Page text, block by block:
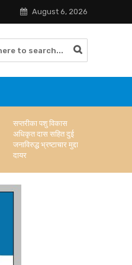
August 6, 2026
सरकारको दिनगन्ती सुरु
भएको विप्लवको दाबी